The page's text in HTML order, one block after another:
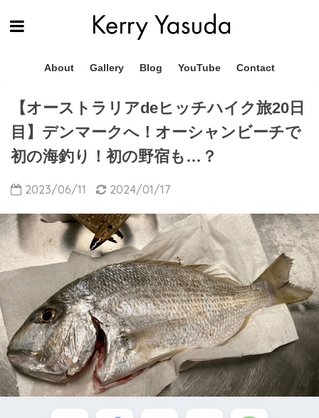
About Gallery Blog YouTube Contact
【オーストラリアdeヒッチハイク旅20日
目】デンマークへ！オーシャンビーチで
初の海釣り！初の野宿も…？
2023/06/11 2024/01/17